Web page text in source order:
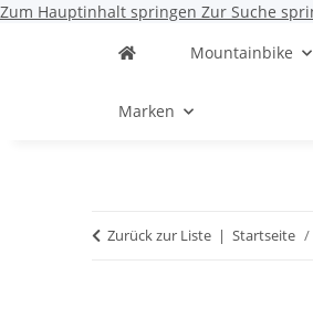
Zum Hauptinhalt springen Zur Suche
Mountainbike
Marken
Zurück zur Liste Startseite